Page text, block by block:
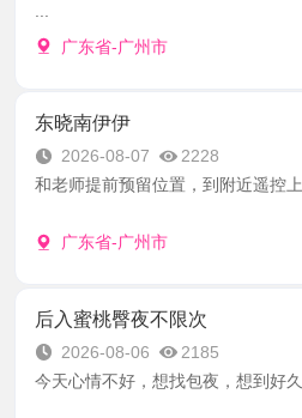
广东省-广州市
东晓南伊伊
2026-08-07
2228
和老师提前预留位置，到附近遥控
广东省-广州市
后入蜜桃臀夜不限次
2026-08-06
2185
今天心情不好，想找包夜，想到好